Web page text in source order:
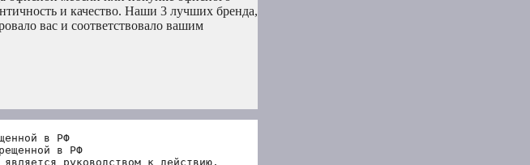
и качество. Наши 3 лучших бренда,
вас и соответствовало вашим
в РФ
в РФ
руководством к действию.